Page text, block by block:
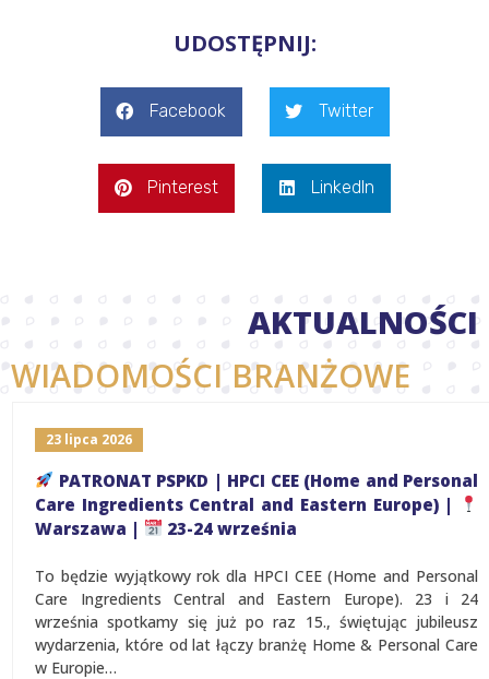
UDOSTĘPNIJ:
Facebook Twitter
Pinterest LinkedIn
AKTUALNOŚCI
WIADOMOŚCI BRANŻOWE
23 lipca 2026
PATRONAT PSPKD | HPCI CEE (Home and Personal
Care Ingredients Central and Eastern Europe) |
Warszawa |
23-24 września
To będzie wyjątkowy rok dla HPCI CEE (Home and Personal
Care Ingredients Central and Eastern Europe). 23 i 24
września spotkamy się już po raz 15., świętując jubileusz
wydarzenia, które od lat łączy branżę Home & Personal Care
w Europie…